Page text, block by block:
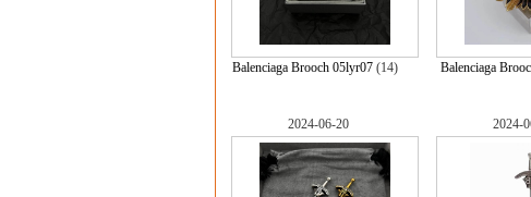
Balenciaga Brooch 05lyr07 (14) Balenciaga
2024-06-20 2024-